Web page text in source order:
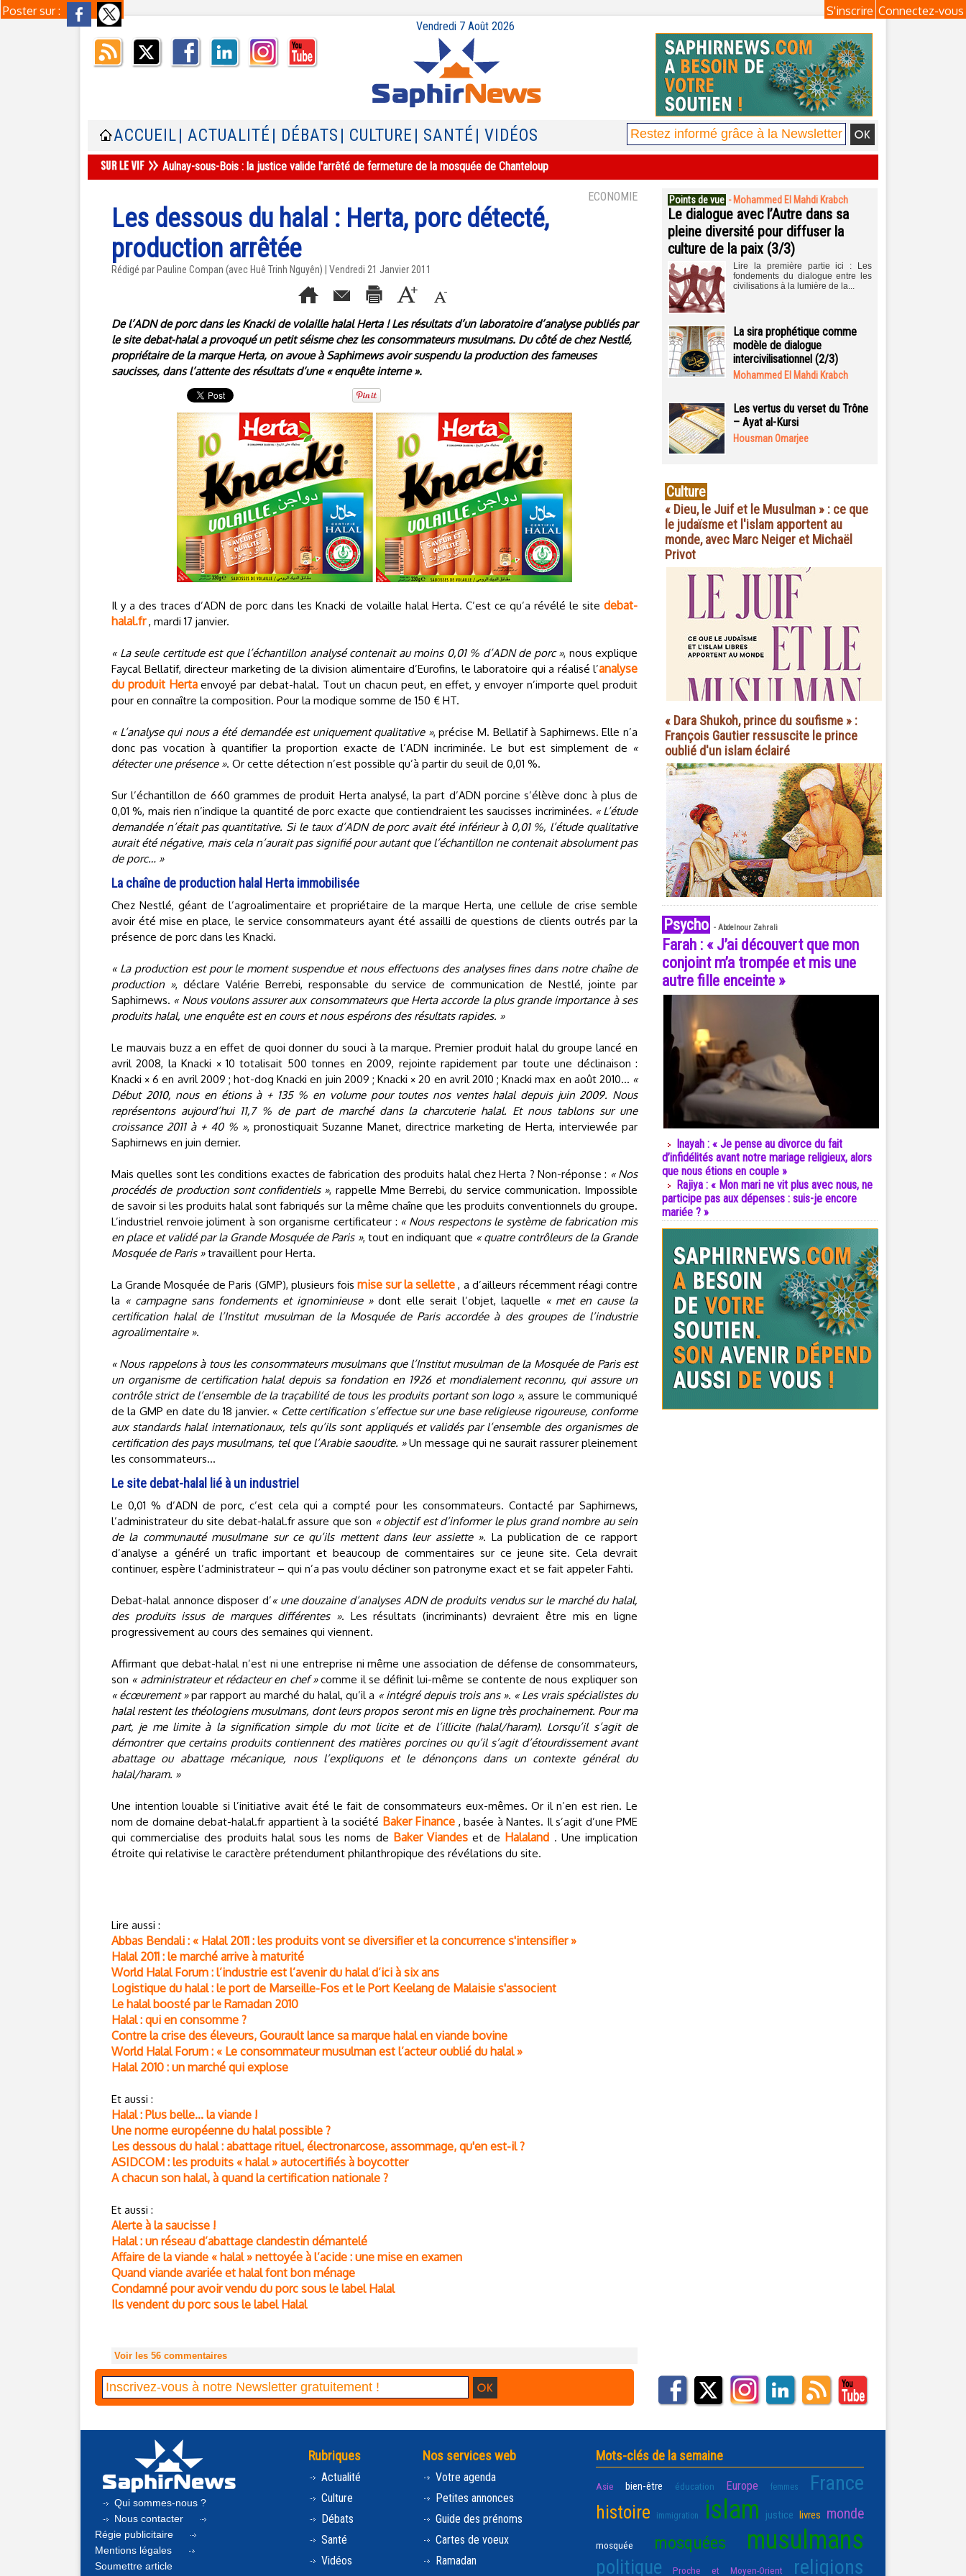
Poster sur : Connectez-vous
S'inscrire
Vendredi 7 Août 2026
ACCUEIL | ACTUALITÉ | DÉBATS | CULTURE | SANTÉ | VIDÉOS
Aulnay-sous-Bois : la justice valide l'arrêté de fermeture de la mosquée de Chanteloup
ECONOMIE
Les dessous du halal : Herta, porc détecté,
production arrêtée
Rédigé par Pauline Compan (avec Huê Trinh Nguyên) | Vendredi 21 Janvier 2011
De l’ADN de porc dans les Knacki de volaille halal Herta ! Les résultats d’un laboratoire d’analyse publiés par
le site debat-halal a provoqué un petit séisme chez les consommateurs musulmans. Du côté de chez Nestlé,
propriétaire de la marque Herta, on avoue à Saphirnews avoir suspendu la production des fameuses
saucisses, dans l’attente des résultats d’une « enquête interne ».
Il y a des traces d’ADN de porc dans les Knacki de volaille halal Herta. C’est ce qu’a révélé le site debat-
halal.fr, mardi 17 janvier.
« La seule certitude est que l’échantillon analysé contenait au moins 0,01 % d’ADN de porc », nous explique
Faycal Bellatif, directeur marketing de la division alimentaire d’Eurofins, le laboratoire qui a réalisé l’analyse
du produit Hertaenvoyé par debat-halal. Tout un chacun peut, en effet, y envoyer n’importe quel produit
pour en connaître la composition. Pour la modique somme de 150 € HT.
« L’analyse qui nous a été demandée est uniquement qualitative », précise M. Bellatif à Saphirnews. Elle n’a
donc pas vocation à quantifier la proportion exacte de l’ADN incriminée. Le but est simplement de «
détecter une présence ». Or cette détection n’est possible qu’à partir du seuil de 0,01 %.
Sur l’échantillon de 660 grammes de produit Herta analysé, la part d’ADN porcine s’élève donc à plus de
0,01 %, mais rien n’indique la quantité de porc exacte que contiendraient les saucisses incriminées. « L’étude
demandée n’était pas quantitative. Si le taux d’ADN de porc avait été inférieur à 0,01 %, l’étude qualitative
aurait été négative, mais cela n’aurait pas signifié pour autant que l’échantillon ne contenait absolument pas
de porc… »
La chaîne de production halal Herta immobilisée
Chez Nestlé, géant de l’agroalimentaire et propriétaire de la marque Herta, une cellule de crise semble
avoir été mise en place, le service consommateurs ayant été assailli de questions de clients outrés par la
présence de porc dans les Knacki.
« La production est pour le moment suspendue et nous effectuons des analyses fines dans notre chaîne de
production », déclare Valérie Berrebi, responsable du service de communication de Nestlé, jointe par
Saphirnews. « Nous voulons assurer aux consommateurs que Herta accorde la plus grande importance à ses
produits halal, une enquête est en cours et nous espérons des résultats rapides. »
Le mauvais buzz a en effet de quoi donner du souci à la marque. Premier produit halal du groupe lancé en
avril 2008, la Knacki × 10 totalisait 500 tonnes en 2009, rejointe rapidement par toute une déclinaison :
Knacki × 6 en avril 2009 ; hot-dog Knacki en juin 2009 ; Knacki × 20 en avril 2010 ; Knacki max en août 2010… «
Début 2010, nous en étions à + 135 % en volume pour toutes nos ventes halal depuis juin 2009. Nous
représentons aujourd’hui 11,7 % de part de marché dans la charcuterie halal. Et nous tablons sur une
croissance 2011 à + 40 % », pronostiquait Suzanne Manet, directrice marketing de Herta, interviewée par
Saphirnews en juin dernier.
Mais quelles sont les conditions exactes de fabrication des produits halal chez Herta ? Non-réponse : « Nos
procédés de production sont confidentiels », rappelle Mme Berrebi, du service communication. Impossible
de savoir si les produits halal sont fabriqués sur la même chaîne que les produits conventionnels du groupe.
L’industriel renvoie joliment à son organisme certificateur : « Nous respectons le système de fabrication mis
en place et validé par la Grande Mosquée de Paris », tout en indiquant que « quatre contrôleurs de la Grande
Mosquée de Paris »travaillent pour Herta.
La Grande Mosquée de Paris (GMP), plusieurs fois mise sur la sellette, a d’ailleurs récemment réagi contre
la « campagne sans fondements et ignominieuse »dont elle serait l’objet, laquelle « met en cause la
certification halal de l’Institut musulman de la Mosquée de Paris accordée à des groupes de l’industrie
agroalimentaire ».
« Nous rappelons à tous les consommateurs musulmans que l’Institut musulman de la Mosquée de Paris est
un organisme de certification halal depuis sa fondation en 1926 et mondialement reconnu, qui assure un
contrôle strict de l’ensemble de la traçabilité de tous les produits portant son logo », assure le communiqué
de la GMP en date du 18 janvier. « Cette certification s’effectue sur une base religieuse rigoureuse, conforme
aux standards halal internationaux, tels qu’ils sont appliqués et validés par l’ensemble des organismes de
certification des pays musulmans, tel que l’Arabie saoudite. »Un message qui ne saurait rassurer pleinement
les consommateurs…
Le site debat-halal lié à un industriel
Le 0,01 % d’ADN de porc, c’est cela qui a compté pour les consommateurs. Contacté par Saphirnews,
l’administrateur du site debat-halal.fr assure que son « objectif est d’informer le plus grand nombre au sein
de la communauté musulmane sur ce qu’ils mettent dans leur assiette ». La publication de ce rapport
d’analyse a généré un trafic important et beaucoup de commentaires sur ce jeune site. Cela devrait
continuer, espère l’administrateur – qui n’a pas voulu décliner son patronyme exact et se fait appeler Fahti.
Debat-halal annonce disposer d’« une douzaine d’analyses ADN de produits vendus sur le marché du halal,
des produits issus de marques différentes ». Les résultats (incriminants) devraient être mis en ligne
progressivement au cours des semaines qui viennent.
Affirmant que debat-halal n’est ni une entreprise ni même une association de défense de consommateurs,
son « administrateur et rédacteur en chef »comme il se définit lui-même se contente de nous expliquer son
« écœurement »par rapport au marché du halal, qu’il a « intégré depuis trois ans ». « Les vrais spécialistes du
halal restent les théologiens musulmans, dont leurs propos seront mis en ligne très prochainement. Pour ma
part, je me limite à la signification simple du mot licite et de l’illicite (halal/haram). Lorsqu’il s’agit de
démontrer que certains produits contiennent des matières porcines ou qu’il s’agit d’étourdissement avant
abattage ou abattage mécanique, nous l’expliquons et le dénonçons dans un contexte général du
halal/haram. »
Une intention louable si l’initiative avait été le fait de consommateurs eux-mêmes. Or il n’en est rien. Le
nom de domaine debat-halal.fr appartient à la société Baker Finance , basée à Nantes. Il s’agit d’une PME
qui commercialise des produits halal sous les noms de Baker Viandeset de Halaland . Une implication
étroite qui relativise le caractère prétendument philanthropique des révélations du site.
Lire aussi :
Abbas Bendali : « Halal 2011 : les produits vont se diversifier et la concurrence s'intensifier »
Halal 2011 : le marché arrive à maturité
World Halal Forum : l’industrie est l’avenir du halal d’ici à six ans
Logistique du halal : le port de Marseille-Fos et le Port Keelang de Malaisie s'associent
Le halal boosté par le Ramadan 2010
Halal : qui en consomme ?
Contre la crise des éleveurs, Gourault lance sa marque halal en viande bovine
World Halal Forum : « Le consommateur musulman est l’acteur oublié du halal »
Halal 2010 : un marché qui explose
Et aussi :
Halal : Plus belle... la viande !
Une norme européenne du halal possible ?
Les dessous du halal : abattage rituel, électronarcose, assommage, qu'en est-il ?
ASIDCOM : les produits « halal » autocertifiés à boycotter
A chacun son halal, à quand la certification nationale ?
Et aussi :
Alerte à la saucisse !
Halal : un réseau d’abattage clandestin démantelé
Affaire de la viande « halal » nettoyée à l’acide : une mise en examen
Quand viande avariée et halal font bon ménage
Condamné pour avoir vendu du porc sous le label Halal
Ils vendent du porc sous le label Halal
Voir les 56 commentaires
Points de vue - Mohammed El Mahdi Krabch
Le dialogue avec l’Autre dans sa
pleine diversité pour diffuser la
culture de la paix (3/3)
Lire la première partie ici : Les
fondements du dialogue entre les
civilisations à la lumière de la...
La sira prophétique comme
modèle de dialogue
intercivilisationnel (2/3)
Mohammed El Mahdi Krabch
Les vertus du verset du Trône
– Ayat al-Kursi
Housman Omarjee
Culture
« Dieu, le Juif et le Musulman » : ce que
le judaïsme et l'islam apportent au
monde, avec Marc Neiger et Michaël
Privot
« Dara Shukoh, prince du soufisme » :
François Gautier ressuscite le prince
oublié d'un islam éclairé
Psycho - Abdelnour Zahrali
Farah : « J’ai découvert que mon
conjoint m’a trompée et mis une
autre fille enceinte »
Inayah : « Je pense au divorce du fait
d’infidélités avant notre mariage religieux, alors
que nous étions en couple »
Rajiya : « Mon mari ne vit plus avec nous, ne
participe pas aux dépenses : suis-je encore
mariée ? »
Qui sommes-nous ?
Nous contacter
Régie publicitaire
Mentions légales
Soumettre article
Rubriques
Actualité
Culture
Débats
Santé
Vidéos
Nos services web
Votre agenda
Petites annonces
Guide des prénoms
Cartes de voeux
Ramadan
Mots-clés de la semaine
Asie bien-être éducation Europe femmes France
histoire immigration islam justice livres monde
mosquée mosquées musulmans
politique Proche et Moyen-Orient religions